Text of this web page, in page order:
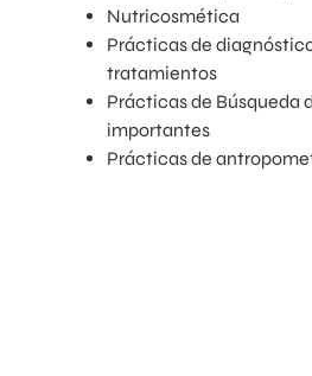
Nutricosmética
Prácticas de
tratamientos
Prácticas de Búsqueda
importantes
Prácticas de